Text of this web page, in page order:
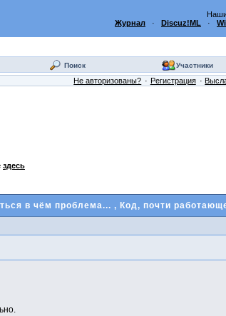
Журнал · Discuz!ML ·
Поиск Участники
Не авторизованы? Регистрация
здесь
в чём проблема... , Код, почти